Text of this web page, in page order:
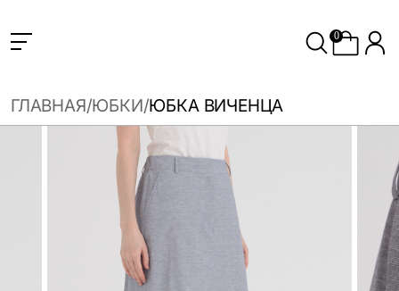
0
ГЛАВНАЯ ЮБКИ ЮБКА ВИЧЕНЦА